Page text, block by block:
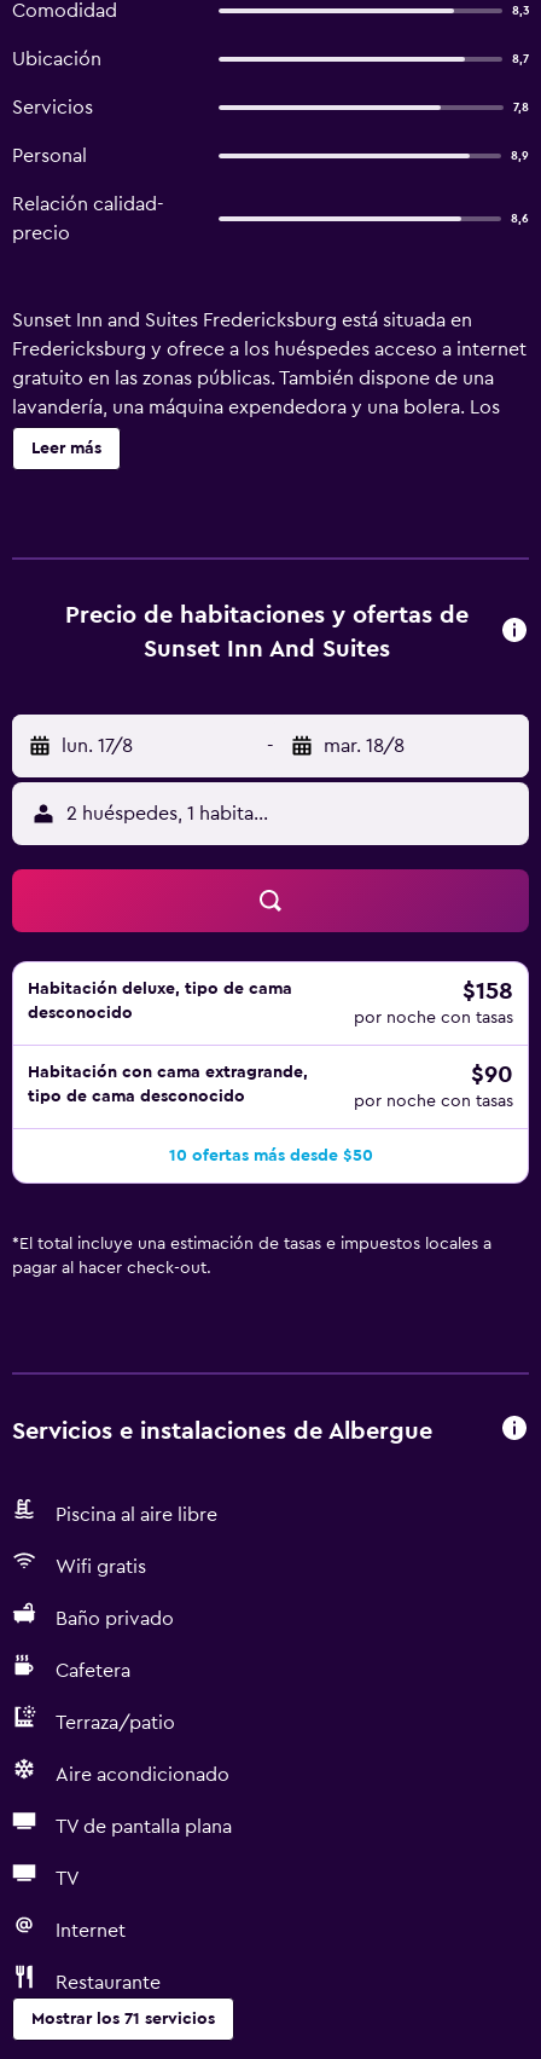
Comodidad 8,3
Ubicación 8,7
Servicios 7,8
Personal 8,9
Relación calidad-
precio
8,6
Sunset Inn and Suites Fredericksburg está situada en
Fredericksburg y ofrece a los huéspedes acceso a internet
gratuito en las zonas públicas. También dispone de una
lavandería, una máquina expendedora y una bolera. Los
huéspedes tienen acceso a multitud de actividades al aire
libre, tales como senderismo, pesca y piragüismo. Las
Sunset Inn and Suites Fredericksburg está ubicado entre
los lugares de interés más conocidos de la zona,
Museum of the Pacific War y Fredericksburg Winery
quedan a un breve trayecto en coche.
Leer más
Precio de habitaciones y ofertas de
Sunset Inn And Suites
lun. 17/8 - mar. 18/8
2 huéspedes, 1 habitación
Habitación deluxe, tipo de cama
desconocido
$158
por noche con tasas
Habitación con cama extragrande,
tipo de cama desconocido
$90
por noche con tasas
10 ofertas más desde $50
* El total incluye una estimación de tasas e impuestos locales a
pagar al hacer check-out.
Servicios e instalaciones de Albergue
Piscina al aire libre
Wifi gratis
Baño privado
Cafetera
Terraza/patio
Aire acondicionado
TV de pantalla plana
TV
Internet
Restaurante
Mostrar los 71 servicios